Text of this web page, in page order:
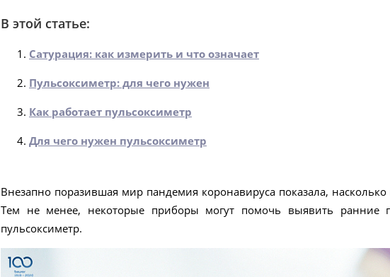
В этой статье:
Сатурация: как измерить и что означает
Пульсоксиметр: для чего нужен
Как работает пульсоксиметр
Для чего нужен пульсоксиметр
Внезапно поразившая мир пандемия коронавируса показала,
Тем не менее, некоторые приборы могут помочь выявить
пульсоксиметр.